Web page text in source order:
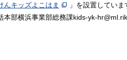
んキッズよこはま
」を設置していま
部横浜事業部総務課kids-yk-